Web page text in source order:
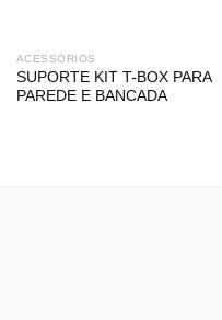
ACESSÓRIOS
SUPORTE KIT T-BOX PARA
PAREDE E BANCADA